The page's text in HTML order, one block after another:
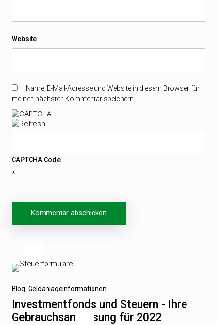
Website
Name, E-Mail-Adresse und Website in diesem Browser für
meinen nächsten Kommentar speichern.
CAPTCHA Code
*
Beitragsnavigation
Vorheriger
Beitrag
Blog Geldanlageinformationen
Investmentfonds und Steuern - Ihre
Gebrauchsanweisung für 2022